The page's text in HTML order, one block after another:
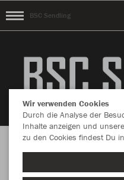
BSC Sendling
Herzlich
Wir verwenden Cookies
Durch die Analyse der
Inhalte anzeigen und
zu den Cookies findest Du